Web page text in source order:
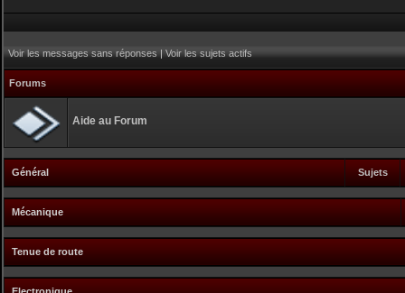
Voir les messages sans réponses|Voir les sujets actifs
Forums
Aide au Forum
Général Sujets
Mécanique
Tenue de route